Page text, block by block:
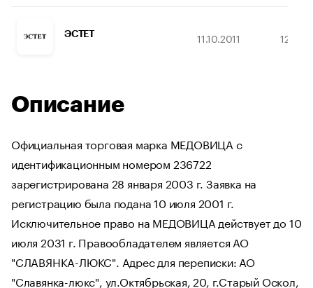
ЭСТЕТ 11.10.2011
Описание
Официальная торговая марка МЕДОВИЦА с
идентификационным номером 236722
зарегистрирована 28 января 2003 г. Заявка на
регистрацию была подана 10 июля 2001 г.
Исключительное право на МЕДОВИЦА действует до 10
июля 2031 г. Правообладателем является АО
"СЛАВЯНКА-ЛЮКС". Адрес для переписки: АО
"Славянка-люкс", ул.Октябрьская, 20, г.Старый Оскол,